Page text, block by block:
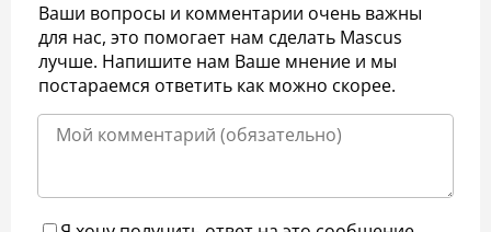
Ваши вопросы и комментарии очень важны
для нас, это помогает нам сделать Mascus
лучше. Напишите нам Ваше мнение и мы
постараемся ответить как можно скорее.